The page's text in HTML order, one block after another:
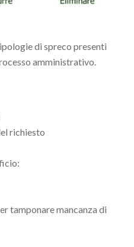
di spreco presenti
amministrativo.
richiesto
tamponare mancanza di